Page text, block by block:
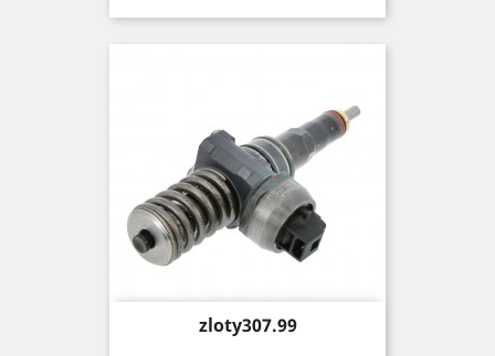
Price
zloty307.99